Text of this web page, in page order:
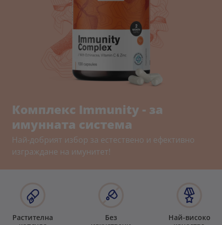
Комплекс Immunity - за
имунната система
Най-добрият избор за естествено и ефективно
изграждане на имунитет!
Растителна
Без
Най-високо